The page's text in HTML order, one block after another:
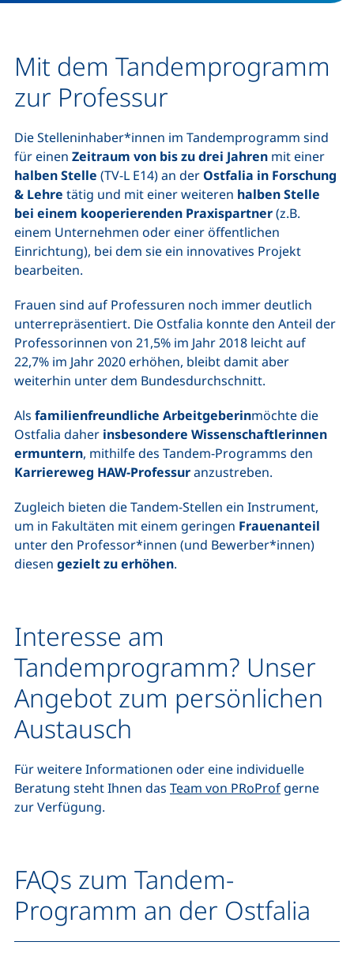
Mit dem Tandemprogramm
zur Professur
Die Stelleninhaber*innen im Tandemprogramm sind
für einen Zeitraum von bis zu drei Jahren mit einer
halben Stelle (TV-L E14) an derOstfalia in Forschung
& Lehre tätig und mit einer weiteren halben Stelle
bei einem kooperierenden Praxispartner(z.B.
einem Unternehmen oder einer öffentlichen
Einrichtung), bei dem sie ein innovatives Projekt
bearbeiten.
Frauen sind auf Professuren noch immer deutlich
unterrepräsentiert. Die Ostfalia konnte den Anteil der
Professorinnen von 21,5% im Jahr 2018 leicht auf
22,7% im Jahr 2020 erhöhen, bleibt damit aber
weiterhin unter dem Bundesdurchschnitt.
Als familienfreundliche Arbeitgeberinmöchte die
Ostfalia daher insbesondere Wissenschaftlerinnen
ermuntern, mithilfe des Tandem-Programms den
Karriereweg HAW-Professuranzustreben.
Zugleich bieten die Tandem-Stellen ein Instrument,
um in Fakultäten mit einem geringen Frauenanteil
unter den Professor*innen (und Bewerber*innen)
diesen gezielt zu erhöhen.
Interesse am
Tandemprogramm? Unser
Angebot zum persönlichen
Austausch
Für weitere Informationen oder eine individuelle
Beratung steht Ihnen das Team von PRoProf gerne
zur Verfügung.
FAQs zum Tandem-
Programm an der Ostfalia